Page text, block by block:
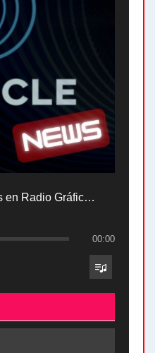
El Bucle News en Radio Gráfica. Bloque 2 . 28.04.24
00:00
El Bucle News en Radio Gráfica. Bloque 2 . 28.04.24 - Jorge Gres